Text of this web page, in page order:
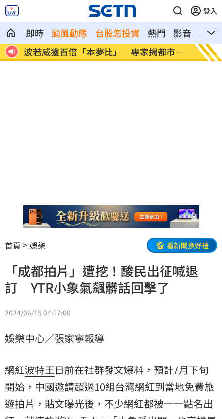
登入
即時 颱風動態 台股怎投資 熱門 影音
熱搜
傳
LINE更新傳災情！ 用戶怨「主題全報
廢」
美國
進
首頁 娛樂 看新聞換好禮
「成都拍片」遭挖！酸民出征喊退
訂 YTR小象氣飆髒話回擊了
2024/06/15 04:37:00
娛樂中心／張家寧報導
網紅波特王日前在社群發文爆料，預計7月下旬
開始，中國邀請超過10組台灣網紅到當地免費旅
遊拍片，貼文曝光後，不少網紅都被一一點名出